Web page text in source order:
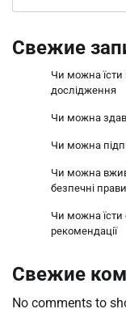
Свежие
Чи можна їсти
дослідження
Чи можна
Чи можна
Чи можна
безпечні
Чи можна їсти
рекомендації
Свежие
No comments to